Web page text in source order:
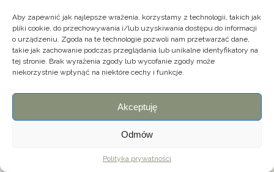
Aby zapewnić jak najlepsze wrażenia, korzystamy z technologii, takich jak
pliki cookie, do przechowywania i/lub uzyskiwania dostępu do informacji
o urządzeniu. Zgoda na te technologie pozwoli nam przetwarzać dane,
takie jak zachowanie podczas przeglądania lub unikalne identyfikatory na
tej stronie. Brak wyrażenia zgody lub wycofanie zgody może
niekorzystnie wpłynąć na niektóre cechy i funkcje.
Akceptuję
Odmów
Polityka prywatności